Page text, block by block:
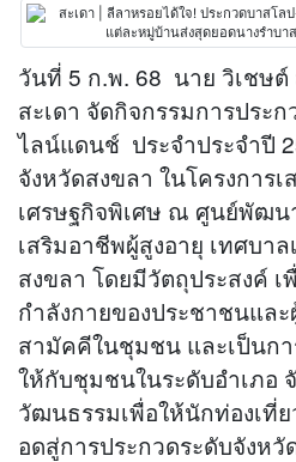
วันที่ 5 ก.พ. 68 นาย วิเชษต์
สะเดา จัดกิจกรรมการประ
ไลน์แดนช์ ประจำประจำปี
จังหวัดสงขลา ในโครงการ
เศรษฐกิจพิเศษ ณ ศูนย์พัฒ
เสริมอาชีพผู้สูงอายุ เทศบาล
สงขลา โดยมีวัตถุประสงค์ เ
กำลังกายของประชาชนแล
สามัคคีในชุมชน และเป็นกา
ให้กับชุมชนในระดับอำเภอ
วัฒนธรรมเพื่อให้นักท่องเที่
อดสู่การประกวดระดับจังห